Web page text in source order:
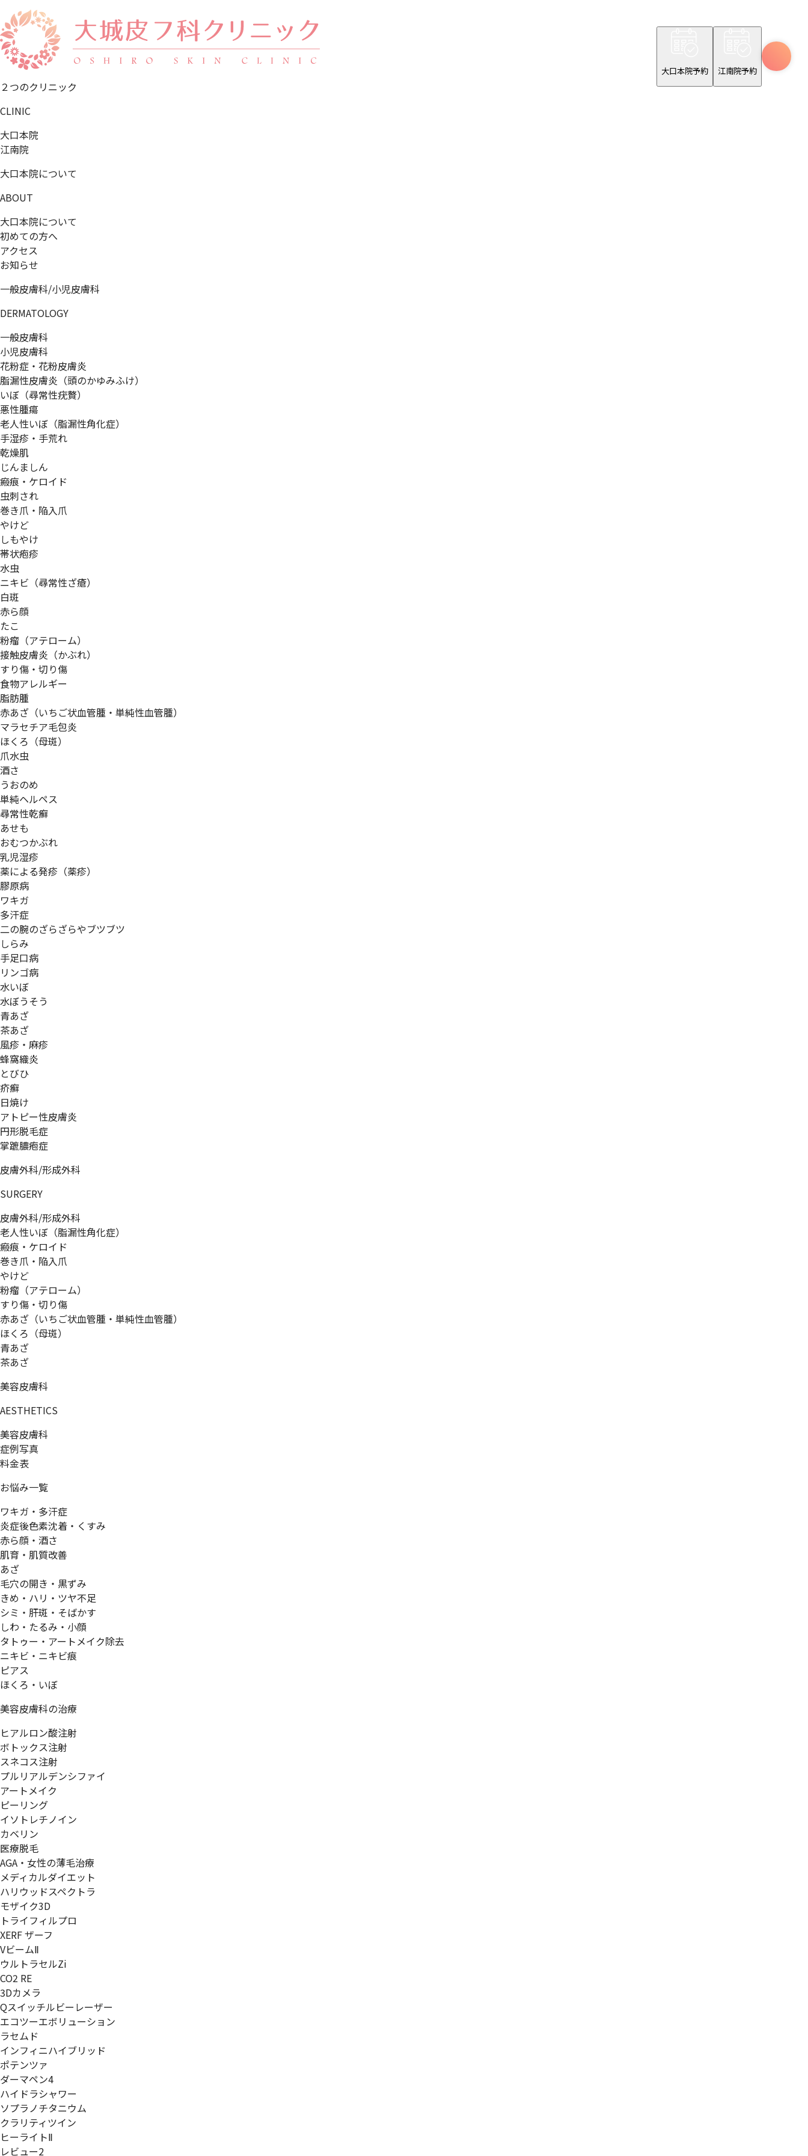
大口本院予約 江南院予約
２つのクリニック
CLINIC
大口本院
江南院
大口本院について
ABOUT
大口本院について
初めての方へ
アクセス
お知らせ
一般皮膚科/小児皮膚科
DERMATOLOGY
一般皮膚科
小児皮膚科
花粉症・花粉皮膚炎
脂漏性皮膚炎（頭のかゆみふけ）
いぼ（尋常性疣贅）
悪性腫瘍
老人性いぼ（脂漏性角化症）
手湿疹・手荒れ
乾燥肌
じんましん
瘢痕・ケロイド
虫刺され
巻き爪・陥入爪
やけど
しもやけ
帯状疱疹
水虫
ニキビ（尋常性ざ瘡）
白斑
赤ら顔
たこ
粉瘤（アテローム）
接触皮膚炎（かぶれ）
すり傷・切り傷
食物アレルギー
脂肪腫
赤あざ（いちご状血管腫・単純性血管腫）
マラセチア毛包炎
ほくろ（母斑）
爪水虫
酒さ
うおのめ
単純ヘルペス
尋常性乾癬
あせも
おむつかぶれ
乳児湿疹
薬による発疹（薬疹）
膠原病
ワキガ
多汗症
二の腕のざらざらやブツブツ
しらみ
手足口病
リンゴ病
水いぼ
水ぼうそう
青あざ
茶あざ
風疹・麻疹
蜂窩織炎
とびひ
疥癬
日焼け
アトピー性皮膚炎
円形脱毛症
掌蹠膿疱症
皮膚外科/形成外科
SURGERY
皮膚外科/形成外科
老人性いぼ（脂漏性角化症）
瘢痕・ケロイド
巻き爪・陥入爪
やけど
粉瘤（アテローム）
すり傷・切り傷
赤あざ（いちご状血管腫・単純性血管腫）
ほくろ（母斑）
青あざ
茶あざ
美容皮膚科
AESTHETICS
美容皮膚科
症例写真
料金表
お悩み一覧
ワキガ・多汗症
炎症後色素沈着・くすみ
赤ら顔・酒さ
肌育・肌質改善
あざ
毛穴の開き・黒ずみ
きめ・ハリ・ツヤ不足
シミ・肝斑・そばかす
しわ・たるみ・小顔
タトゥー・アートメイク除去
ニキビ・ニキビ痕
ピアス
ほくろ・いぼ
美容皮膚科の治療
ヒアルロン酸注射
ボトックス注射
スネコス注射
プルリアルデンシファイ
アートメイク
ピーリング
イソトレチノイン
カベリン
医療脱毛
AGA・女性の薄毛治療
メディカルダイエット
ハリウッドスペクトラ
モザイク3D
トライフィルプロ
XERF ザーフ
VビームⅡ
ウルトラセルZi
CO2 RE
3Dカメラ
Qスイッチルビーレーザー
エコツーエボリューション
ラセムド
インフィニハイブリッド
ポテンツァ
ダーマペン4
ハイドラシャワー
ソプラノチタニウム
クラリティツイン
ヒーライトⅡ
レビュー2